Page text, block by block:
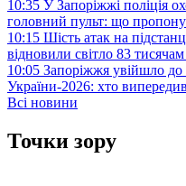
10:35 У Запоріжжі поліція
головний пульт: що
10:15 Шість атак на
відновили світло 83
10:05 Запоріжжя увійшло
України-2026: хто
Всі новини
Точки зору